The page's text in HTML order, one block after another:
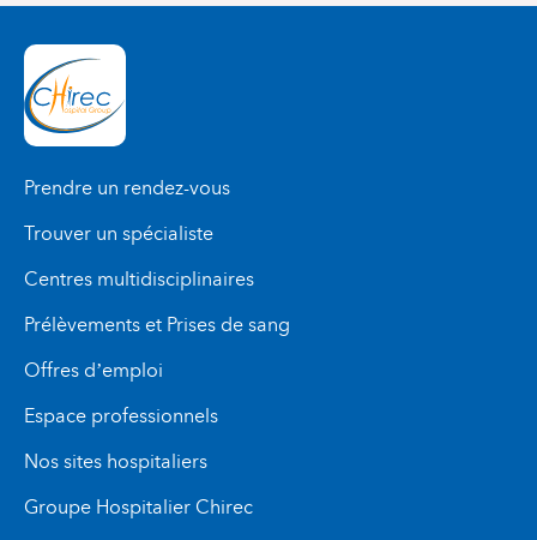
Prendre un rendez-vous
Trouver un spécialiste
Centres multidisciplinaires
Prélèvements et Prises de sang
Offres d’emploi
Espace professionnels
Nos sites hospitaliers
Groupe Hospitalier Chirec